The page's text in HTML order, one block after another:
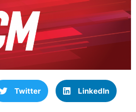
Twitter LinkedIn